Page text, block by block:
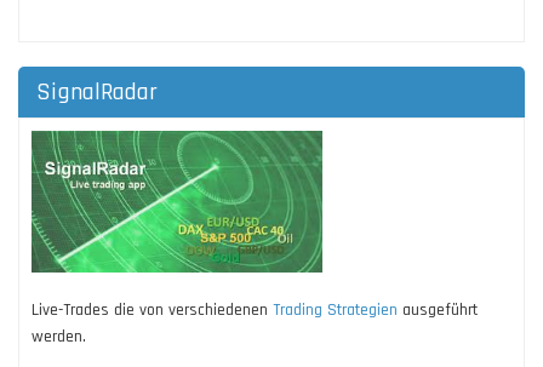
SignalRadar
Live-Trades die von verschiedenen Trading Strategien ausgeführt
werden.